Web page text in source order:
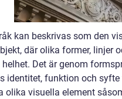
kan beskrivas som den
där olika former, linjer
Det är genom
identitet, funktion och
olika visuella element